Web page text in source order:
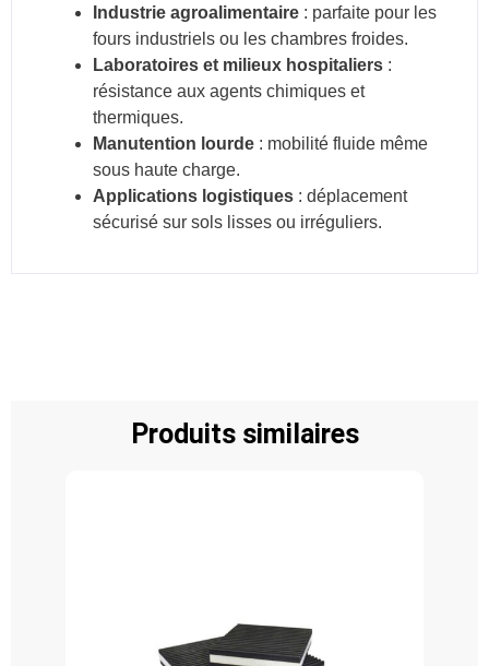
Industrie agroalimentaire: parfaite pour les
fours industriels ou les chambres froides.
Laboratoires et milieux hospitaliers:
résistance aux agents chimiques et
thermiques.
Manutention lourde: mobilité fluide même
sous haute charge.
Applications logistiques: déplacement
sécurisé sur sols lisses ou irréguliers.
Produits similaires